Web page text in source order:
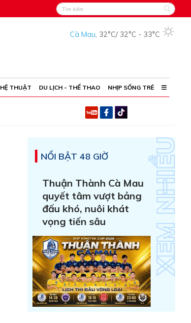
Cà Mau, 32°C/ 32°C - 33°C
THUẬT DU LỊCH - THỂ THAO NHỊP SỐNG TRẺ
NỔI BẬT 48 GIỜ
Thuận Thành Cà Mau
quyết tâm vượt bảng
đấu khó, nuôi khát
vọng tiến sâu